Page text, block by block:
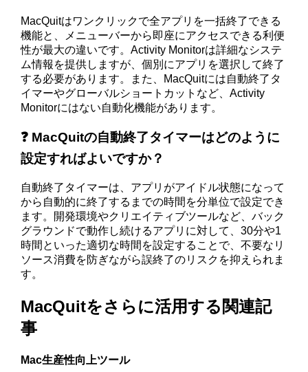
MacQuitはワンクリックで全アプリを一括終了できる
機能と、メニューバーから即座にアクセスできる利便
性が最大の違いです。Activity Monitorは詳細なシステ
ム情報を提供しますが、個別にアプリを選択して終了
する必要があります。また、MacQuitには自動終了タ
イマーやグローバルショートカットなど、Activity
Monitorにはない自動化機能があります。
❓ MacQuitの自動終了タイマーはどのように
設定すればよいですか？
自動終了タイマーは、アプリがアイドル状態になって
から自動的に終了するまでの時間を分単位で設定でき
ます。開発環境やクリエイティブツールなど、バック
グラウンドで動作し続けるアプリに対して、30分や1
時間といった適切な時間を設定することで、不要なリ
ソース消費を防ぎながら誤終了のリスクを抑えられま
す。
MacQuitをさらに活用する関連記
事
Mac生産性向上ツール